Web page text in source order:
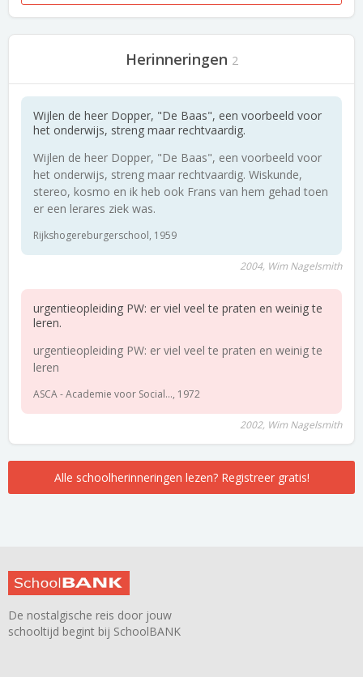
Herinneringen 2
Wijlen de heer Dopper, "De Baas", een voorbeeld voor
het onderwijs, streng maar rechtvaardig.
Wijlen de heer Dopper, "De Baas", een voorbeeld voor
het onderwijs, streng maar rechtvaardig. Wiskunde,
stereo, kosmo en ik heb ook Frans van hem gehad toen
er een lerares ziek was.
Rijkshogereburgerschool, 1959
2004, Wim Nagelsmith
urgentieopleiding PW: er viel veel te praten en weinig te
leren.
urgentieopleiding PW: er viel veel te praten en weinig te
leren
ASCA - Academie voor Social..., 1972
2002, Wim Nagelsmith
Alle schoolherinneringen lezen? Registreer gratis!
De nostalgische reis door jouw
schooltijd begint bij SchoolBANK